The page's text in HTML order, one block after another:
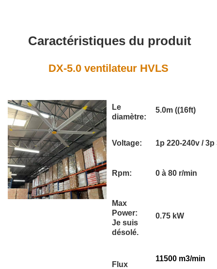
Caractéristiques du produit
DX-5.0 ventilateur HVLS
Le
diamètre:
5.0m ((16ft)
Voltage: 1p 220-240v / 3p
Rpm: 0 à 80 r/min
Max
Power:
Je suis
désolé.
0.75 kW
Flux
11500 m3/min